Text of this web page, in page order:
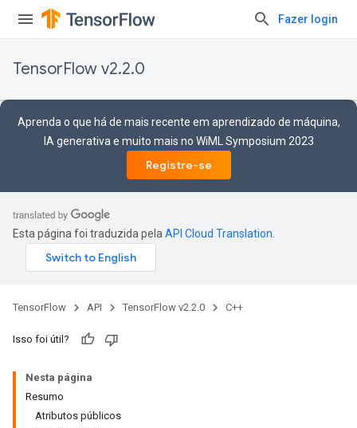
Fazer login
TensorFlow v2.2.0
Aprenda o que há de mais recente em aprendizado de máquina,
IA generativa e muito mais no WiML Symposium 2023
Registre-se
Esta página foi traduzida pela API Cloud Translation
TensorFlow API TensorFlow v2.2.0 C++
Isso foi útil?
Nesta página
Resumo
Atributos públicos